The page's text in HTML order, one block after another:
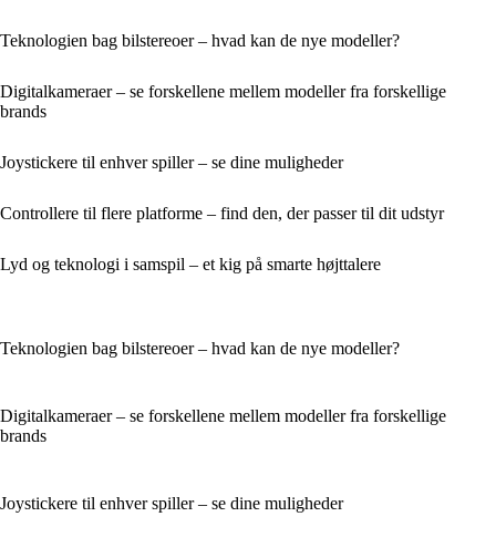
Teknologien bag bilstereoer – hvad kan de nye modeller?
Digitalkameraer – se forskellene mellem modeller fra forskellige
brands
Joystickere til enhver spiller – se dine muligheder
Controllere til flere platforme – find den, der passer til dit udstyr
Lyd og teknologi i samspil – et kig på smarte højttalere
Teknologien bag bilstereoer – hvad kan de nye modeller?
Digitalkameraer – se forskellene mellem modeller fra forskellige
brands
Joystickere til enhver spiller – se dine muligheder